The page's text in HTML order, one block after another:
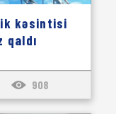
kəsintisi
qaldı
908